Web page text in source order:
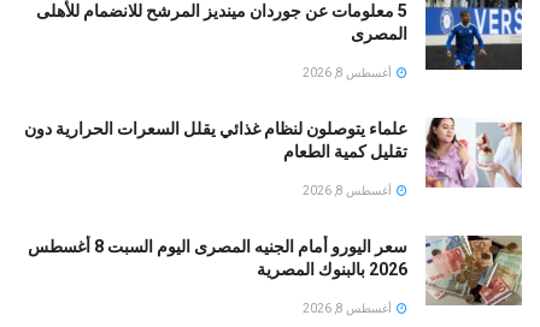
5 معلومات عن جوردان مينديز المرشح للانضمام للأهلى
المصرى
أغسطس 8, 2026
علماء يتوصلون لنظام غذائي يقلل السعرات الحرارية دون
تقليل كمية الطعام
أغسطس 8, 2026
سعر اليورو أمام الجنيه المصرى اليوم السبت 8 أغسطس
2026 بالبنوك المصرية
أغسطس 8, 2026